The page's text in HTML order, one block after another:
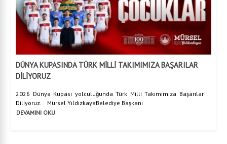
DÜNYA KUPASINDA TÜRK MİLLİ TAKIMIMIZA BAŞARILAR
DİLİYORUZ
2026 Dünya Kupası yolculuğunda Türk Milli Takımımıza Başarılar
Diliyoruz. Mürsel YıldızkayaBelediye Başkanı
DEVAMINI OKU